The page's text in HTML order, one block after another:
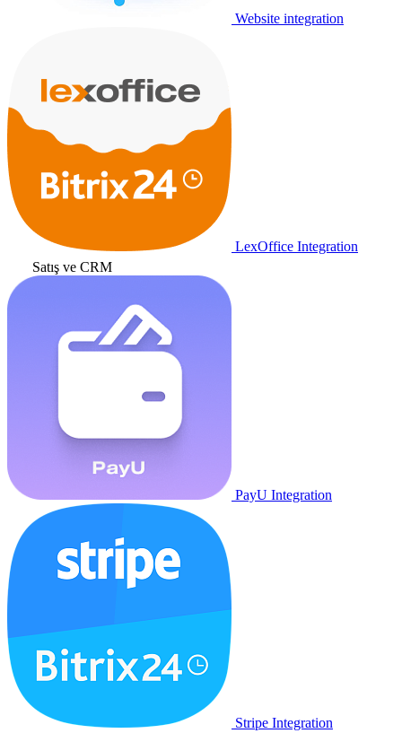
Website integration
LexOffice Integration
Satış ve CRM
PayU Integration
Stripe Integration